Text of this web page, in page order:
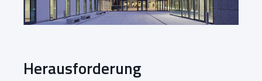
Herausforderung